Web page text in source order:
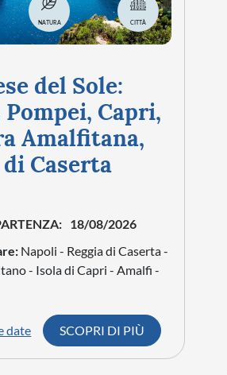
date SCOPRI DI PIÙ
di Ulisse, Isola
Ninfa e